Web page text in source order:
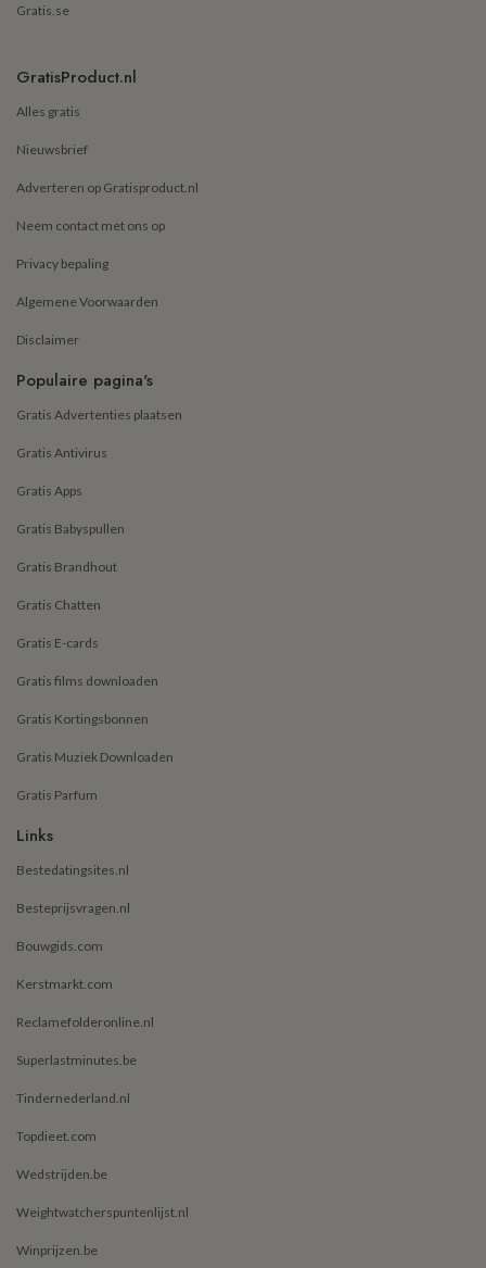
Gratis.se
GratisProduct.nl
Alles gratis
Nieuwsbrief
Adverteren op Gratisproduct.nl
Neem contact met ons op
Privacy bepaling
Algemene Voorwaarden
Disclaimer
Populaire pagina's
Gratis Advertenties plaatsen
Gratis Antivirus
Gratis Apps
Gratis Babyspullen
Gratis Brandhout
Gratis Chatten
Gratis E-cards
Gratis films downloaden
Gratis Kortingsbonnen
Gratis Muziek Downloaden
Gratis Parfum
Links
Bestedatingsites.nl
Besteprijsvragen.nl
Bouwgids.com
Kerstmarkt.com
Reclamefolderonline.nl
Superlastminutes.be
Tindernederland.nl
Topdieet.com
Wedstrijden.be
Weightwatcherspuntenlijst.nl
Winprijzen.be